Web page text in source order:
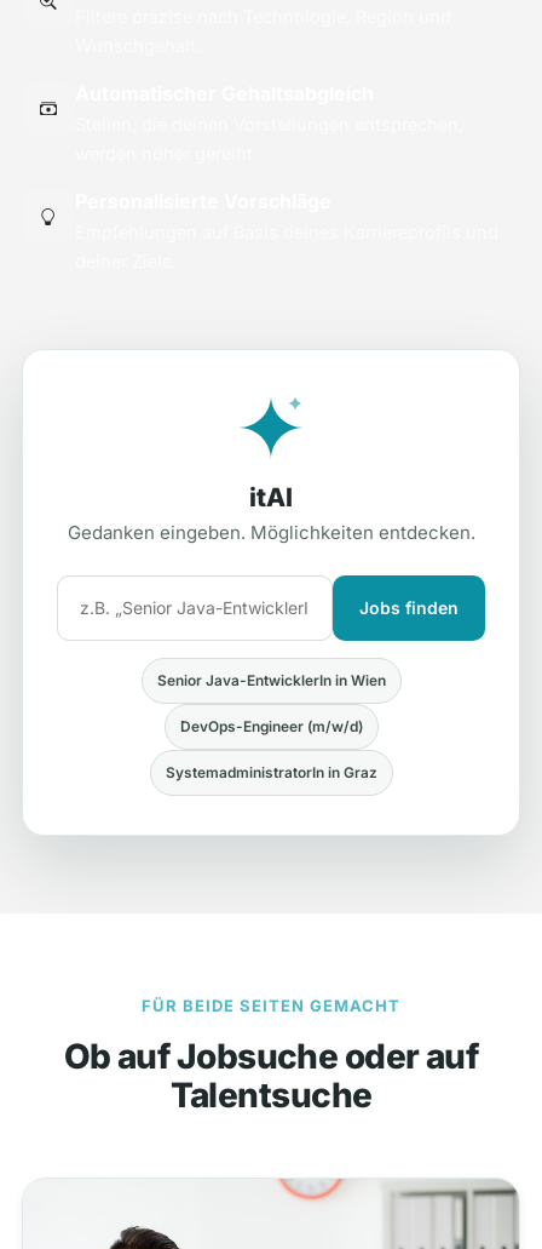
itAI
Gedanken eingeben. Möglichkeiten entdecken.
Jobs finden
Senior Java-EntwicklerIn in Wien
DevOps-Engineer (m/w/d)
SystemadministratorIn in Graz
FÜR BEIDE SEITEN GEMACHT
Ob auf Jobsuche oder auf
Talentsuche